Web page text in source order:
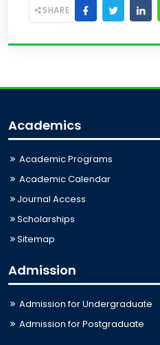
SHARE
Academics
Academic Programs
Academic Calendar
Journal Access
Scholarships
Sitemap
Admission
Admission for Undergraduate
Admission for Postgraduate